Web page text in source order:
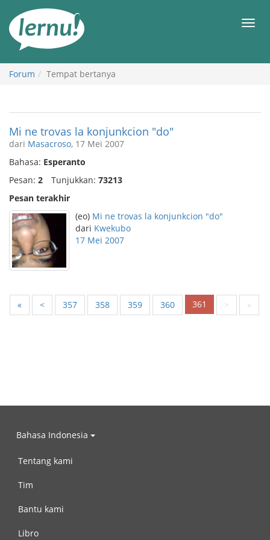
daftar
Forum Tempat bertanya
Mi ne trovas la konjunkcion "do"
dari Masacroso, 17 Mei 2007
Bahasa: Esperanto
Pesan: 2 Tunjukkan: 73213
Pesan terakhir
(eo) Mi ne trovas la konjunkcion "do"
dari Kwekubo
17 Mei 2007
« < 357 358 359 360 361 > »
Bahasa Indonesia
Tentang kami
Tim
Bantu kami
Libro